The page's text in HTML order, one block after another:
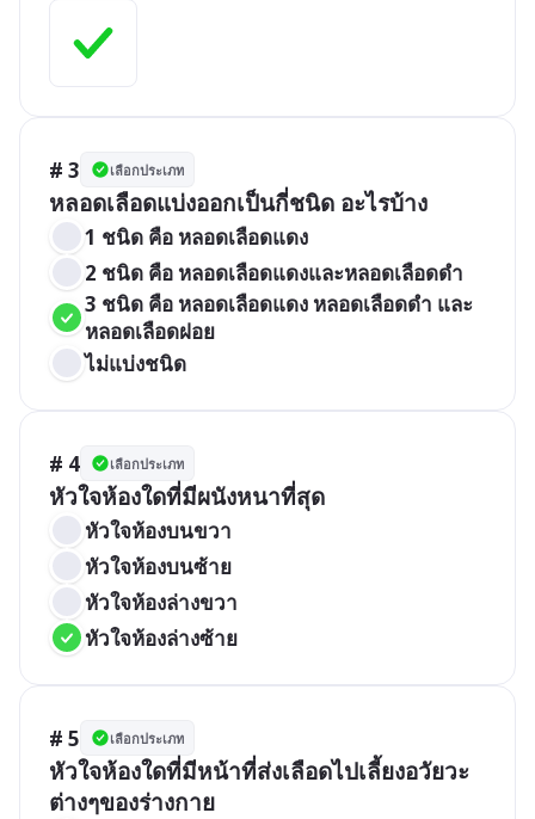
# 3 เลือกประเภท
หลอดเลือดแบ่งออกเป็นกี่ชนิด อะไรบ้าง
1 ชนิด คือ หลอดเลือดแดง
2 ชนิด คือ หลอดเลือดแดงและหลอดเลือดดำ
3 ชนิด คือ หลอดเลือดแดง หลอดเลือดดำ และ
หลอดเลือดฝอย
ไม่แบ่งชนิด
# 4 เลือกประเภท
หัวใจห้องใดที่มีผนังหนาที่สุด
หัวใจห้องบนขวา
หัวใจห้องบนซ้าย
หัวใจห้องล่างขวา
หัวใจห้องล่างซ้าย
# 5 เลือกประเภท
หัวใจห้องใดที่มีหน้าที่ส่งเลือดไปเลี้ยงอวัยวะ
ต่างๆของร่างกาย